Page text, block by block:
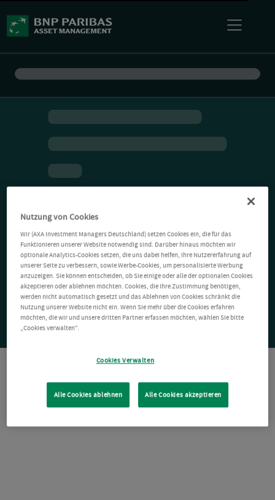
Nutzung von Cookies
Wir (AXA Investment Managers Deutschland) setzen Cookies ein, die für das
Funktionieren unserer Website notwendig sind. Darüber hinaus möchten wir
optionale Analytics-Cookies setzen, die uns dabei helfen, Ihre Nutzererfahrung auf
unserer Seite zu verbessern, sowie Werbe-Cookies, um personalisierte Werbung
anzuzeigen. Sie können entscheiden, ob Sie einige oder alle der optionalen Cookies
akzeptieren oder ablehnen möchten. Cookies, die Ihre Zustimmung benötigen,
werden nicht automatisch gesetzt und das Ablehnen von Cookies schränkt die
Nutzung unserer Website nicht ein. Wenn Sie mehr über die Cookies erfahren
möchten, die wir und unsere dritten Partner erfassen möchten, wählen Sie bitte
„Cookies verwalten“.
Cookies Verwalten
Alle Cookies ablehnen Alle Cookies akzeptieren